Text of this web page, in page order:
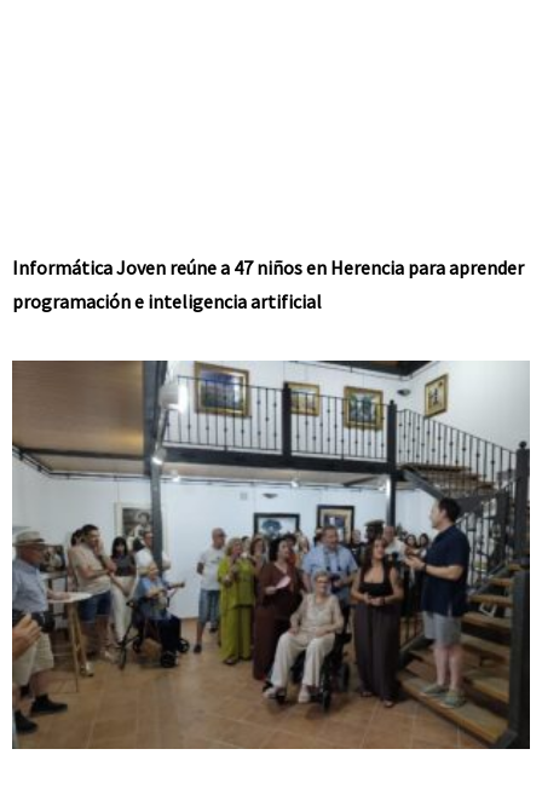
Informática Joven reúne a 47 niños en Herencia para aprender
programación e inteligencia artificial